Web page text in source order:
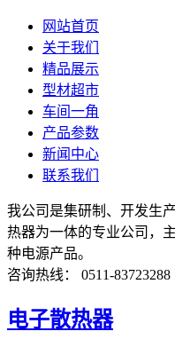
网站首页
关于我们
精品展示
型材超市
车间一角
产品参数
新闻中心
联系我们
我公司是集研制、开发生
热器为一体的专业公司，
种电源产品。
咨询热线： 0511-83723288
电子散热器